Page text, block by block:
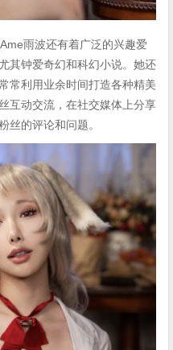
雨波还有着广泛的兴趣爱
其钟爱奇幻和科幻小说。她还
常利用业余时间打造各种精美
互动交流，在社交媒体上分享
丝的评论和问题。